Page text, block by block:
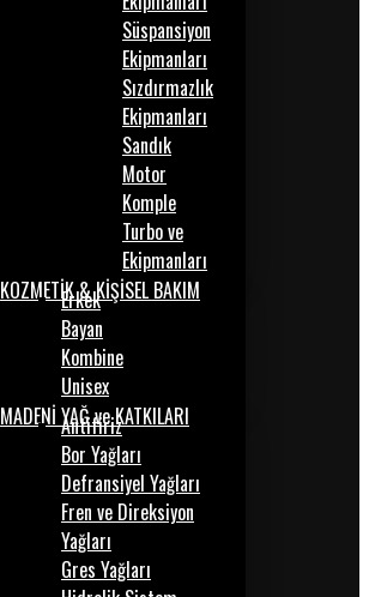
Süspansiyon
Ekipmanları
Sızdırmazlık
Ekipmanları
Sandık
Motor
Komple
Turbo ve
Ekipmanları
KOZMETİK & KİŞİSEL BAKIM
Erkek
Bayan
Kombine
Unisex
MADENİ YAĞ ve KATKILARI
Antifiriz
Bor Yağları
Defransiyel Yağları
Fren ve Direksiyon
Yağları
Gres Yağları